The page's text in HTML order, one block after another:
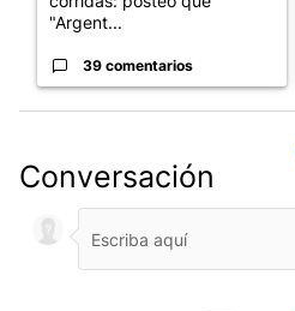
"Argent...
39 comentarios
Conversación